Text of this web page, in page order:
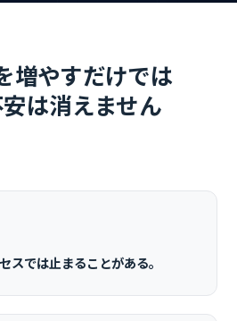
増やすだけでは
は消えません
スでは止まることがある。